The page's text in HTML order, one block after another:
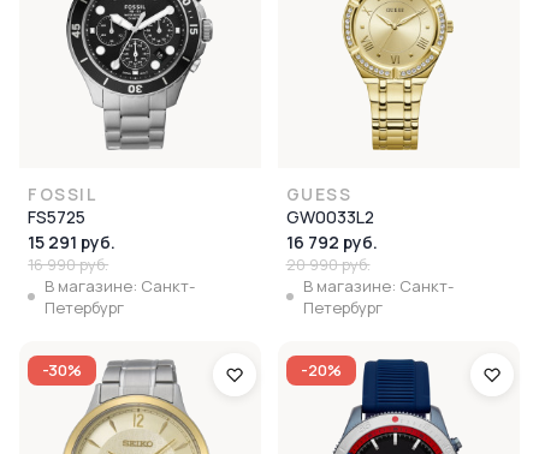
FOSSIL
FS5725
15 291 руб.
16 990 руб.
В магазине: Санкт-
Петербург
GUESS
GW0033L2
16 792 руб.
20 990 руб.
В магазине: Санкт-
Петербург
-30% -20%